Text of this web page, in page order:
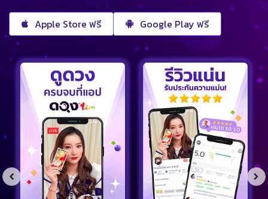
Apple Store ฟรี Google Play ฟรี